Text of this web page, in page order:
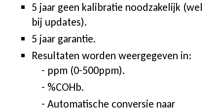
5 jaar geen kalibratie noodzakelijk (wel
bij updates).
5 jaar garantie.
Resultaten worden weergegeven in:
ppm (0-500ppm).
%COHb.
Automatische conversie naar